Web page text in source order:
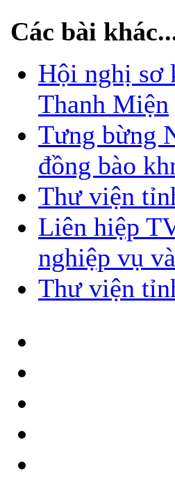
Các bài
Hội nghị sơ
Thanh Miện
Tưng bừng
đồng bào
Thư viện
Liên hiệp
nghiệp vụ
Thư viện